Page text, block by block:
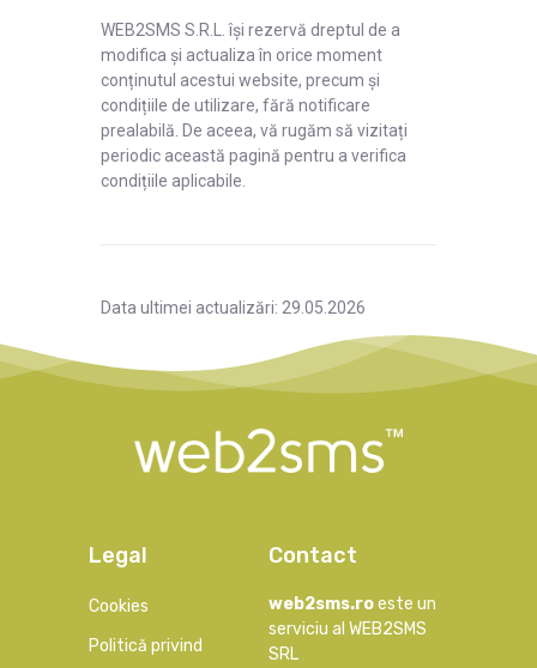
WEB2SMS S.R.L. își rezervă dreptul de a
modifica și actualiza în orice moment
conținutul acestui website, precum și
condițiile de utilizare, fără notificare
prealabilă. De aceea, vă rugăm să vizitați
periodic această pagină pentru a verifica
condițiile aplicabile.
Data ultimei actualizări: 29.05.2026
Legal
Cookies
Politică privind
Contact
web2sms.roeste un
serviciu al WEB2SMS
SRL